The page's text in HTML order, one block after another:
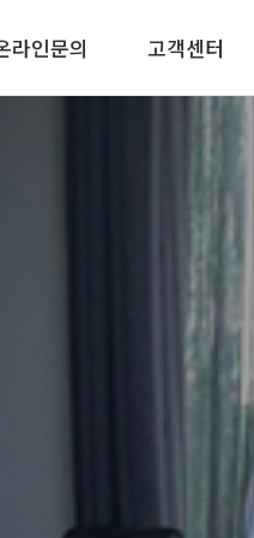
라인문의 고객센터